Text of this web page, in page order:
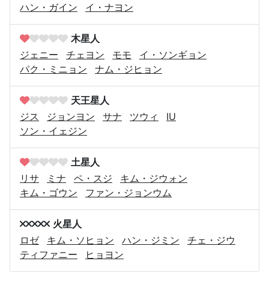
ハン・ガイン
イ・ナヨン
木星人
ジェニー
チェヨン モモ
イ・ソンギョン
パク・ミニョン
ナム・ジヒョン
天王星人
ジス
ジョンヨン サナ ツウィ
IU
ソン・イェジン
土星人
リサ
ミナ ペ・スジ
キム・ジウォン
キム・ゴウン
ファン・ジョンウム
火星人
ロゼ
キム・ソヒョン ハン・ジミン
チェ・ジウ
ティファニー
ヒョヨン